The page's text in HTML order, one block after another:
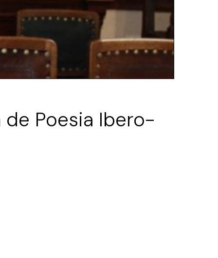
de Poesia Ibero-